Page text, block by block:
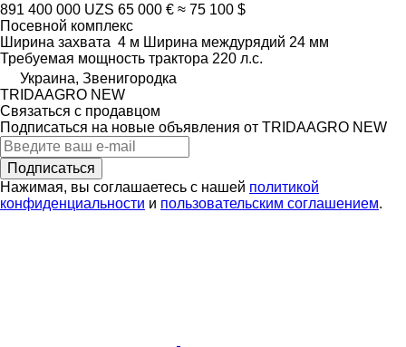
891 400 000 UZS 65 000 € ≈ 75 100 $
Посевной комплекс
Ширина захвата 4 м Ширина междурядий 24 мм
Требуемая мощность трактора 220 л.с.
Украина, Звенигородка
TRIDAAGRO NEW
Связаться с продавцом
Подписаться на новые объявления от TRIDAAGRO NEW
Подписаться
Нажимая, вы соглашаетесь с нашей политикой
конфиденциальности и пользовательским соглашением.